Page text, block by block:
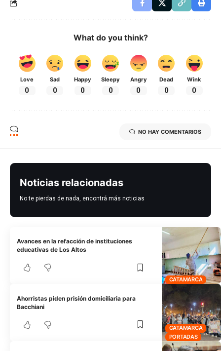
What do you think?
Love
0
Sad
0
Happy
0
Sleepy
0
Angry
0
Dead
0
Wink
0
NO HAY COMENTARIOS
Noticias relacionadas
No te pierdas de nada, encontrá más noticias
CATAMARCA
Avances en la refacción de instituciones
educativas de Los Altos
CATAMARCA
PORTADAS
Ahorristas piden prisión domiciliaria para
Bacchiani